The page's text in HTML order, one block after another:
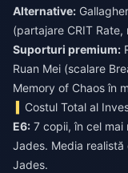
Alternative:
(partajare CRIT
Suporturi premium:
Ruan Mei (scalare
Memory of Chaos în
Costul Total al
E6: 7 copii, în cel
Jades. Media
Jades.